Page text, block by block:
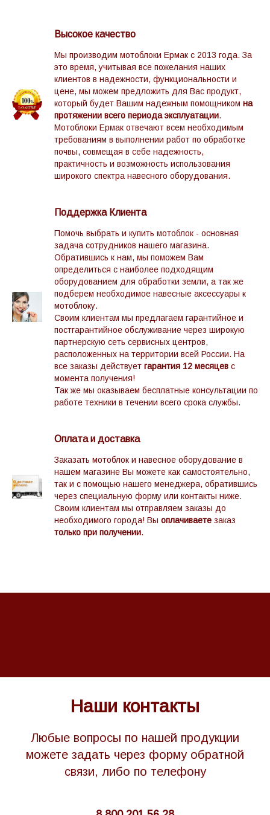
Высокое качество
Мы производим мотоблоки Ермак с 2013 года. За
это время, учитывая все пожелания наших
клиентов в надежности, функциональности и
цене, мы можем предложить для Вас продукт,
который будет Вашим надежным помощником на
протяжении всего периода эксплуатации.
Мотоблоки Ермак отвечают всем необходимым
требованиям в выполнении работ по обработке
почвы, совмещая в себе надежность,
практичность и возможность использования
широкого спектра навесного оборудования.
Поддержка Клиента
Помочь выбрать и купить мотоблок - основная
задача сотрудников нашего магазина.
Обратившись к нам, мы поможем Вам
определиться с наиболее подходящим
оборудованием для обработки земли, а так же
подберем необходимое навесные аксессуары к
мотоблоку.
Своим клиентам мы предлагаем гарантийное и
постгарантийное обслуживание через широкую
партнерскую сеть сервисных центров,
расположенных на территории всей России. На
все заказы действует гарантия 12 месяцев с
момента получения!
Так же мы оказываем бесплатные консультации по
работе техники в течении всего срока службы.
Оплата и доставка
Заказать мотоблок и навесное оборудование в
нашем магазине Вы можете как самостоятельно,
так и с помощью нашего менеджера, обратившись
через специальную форму или контакты ниже.
Своим клиентам мы отправляем заказы до
необходимого города! Вы оплачиваете заказ
только при получении.
Наши контакты
Любые вопросы по нашей продукции
можете задать через форму обратной
связи, либо по телефону